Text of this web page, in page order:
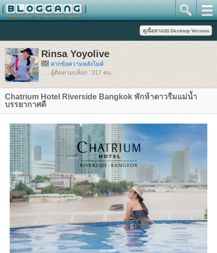
Rinsa Yoyolive
ฝากข้อความหลังไมค์
ผู้ติดตามบล็อก : 317 คน
Chatrium Hotel Riverside Bangkok พักห้าดาวรืมแม่น้ำ
บรรยากาศดี